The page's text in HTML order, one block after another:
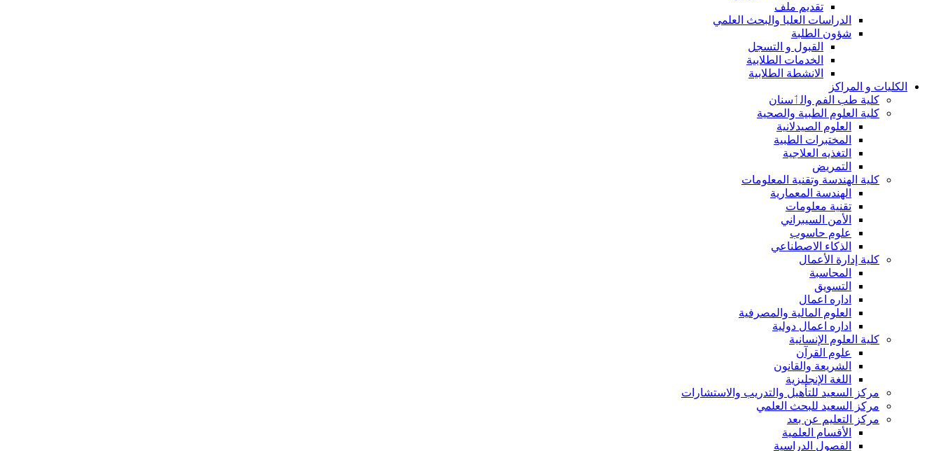
تقديم ملف
الدراسات العليا والبحث العلمي
شؤون الطلبة
القبول و التسجل
الخدمات الطلابية
الانشطة الطلابية
الكليات و المراكز
كلية طب الفم والٲسنان
كلية العلوم الطبية والصحية
العلوم الصيدلانية
المختبرات الطبية
التغذيه العلاجية
التمريض
كلية الهندسة وتقنية المعلومات
الهندسة المعمارية
تقنية معلومات
الأمن السيبراني
علوم حاسوب
الذكاء الاصطناعي
كلية إدارة الأعمال
المحاسبة
التسويق
اداره اعمال
العلوم المالية والمصرفية
اداره اعمال دولية
كلية العلوم الإنسانية
علوم القرآن
الشريعة والقانون
اللغة الإنجليزية
مركز السعيد للتأهيل والتدريب والاستشارات
مركز السعيد للبحث العلمي
مركز التعليم عن بعد
الأقسام العلمية
الفصول الدراسية